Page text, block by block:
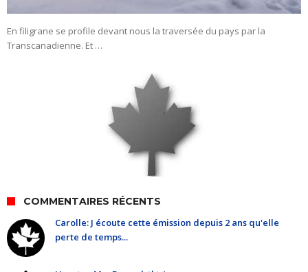
En filigrane se profile devant nous la traversée du pays par la
Transcanadienne. Et …
COMMENTAIRES RÉCENTS
Carolle: J écoute cette émission depuis 2 ans qu'elle
perte de temps...